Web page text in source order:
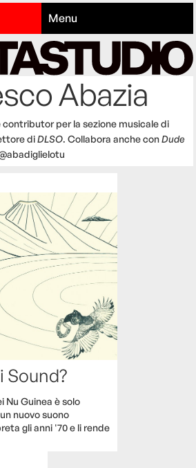
Menu
Abazia
per la sezione musicale di
diDLSO. Collabora anche conDude
Sound?
Nu Guinea è solo
nuovo suono
gli anni '70 e li rende